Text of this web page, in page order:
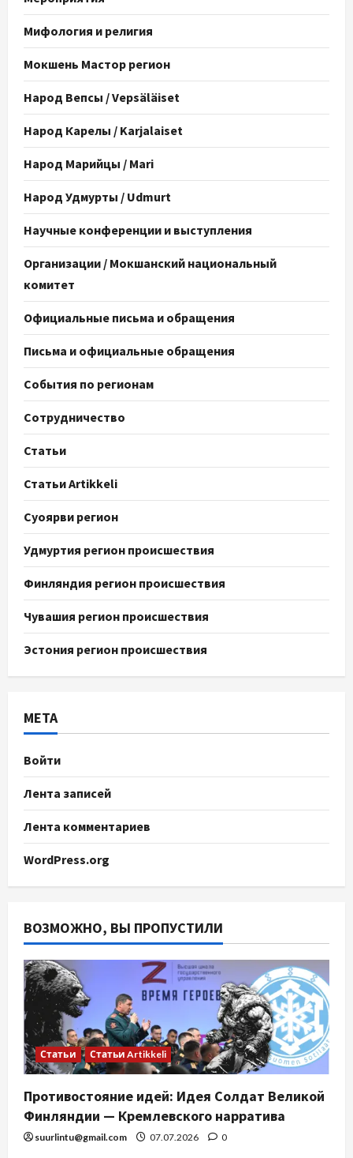
Мифология и религия
Мокшень Мастор регион
Народ Вепсы / Vepsäläiset
Народ Карелы / Karjalaiset
Народ Марийцы / Mari
Народ Удмурты / Udmurt
Научные конференции и выступления
Организации / Мокшанский национальный
комитет
Официальные письма и обращения
Письма и официальные обращения
События по регионам
Сотрудничество
Статьи
Статьи Artikkeli
Суоярви регион
Удмуртия регион происшествия
Финляндия регион происшествия
Чувашия регион происшествия
Эстония регион происшествия
МЕТА
Войти
Лента записей
Лента комментариев
WordPress.org
ВОЗМОЖНО, ВЫ ПРОПУСТИЛИ
Статьи Статьи Artikkeli
Противостояние идей: Идея Солдат Великой
Финляндии — Кремлевского нарратива
suurlintu@gmail.com 07.07.2026 0